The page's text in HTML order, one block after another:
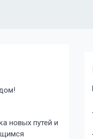
новых путей и